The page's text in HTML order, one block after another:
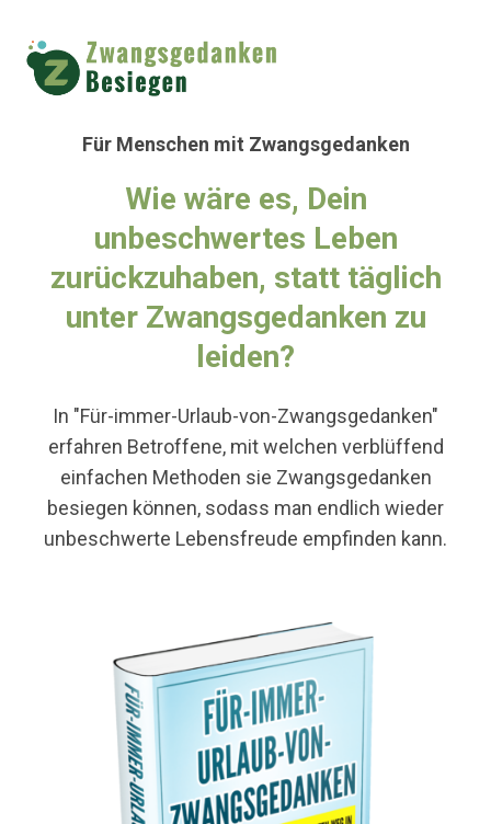
Für Menschen mit Zwangsgedanken
Wie wäre es, Dein
unbeschwertes Leben
zurückzuhaben, statt täglich
unter Zwangsgedanken zu
leiden?
In "Für-immer-Urlaub-von-Zwangsgedanken"
erfahren Betroffene, mit welchen verblüffend
einfachen Methoden sie Zwangsgedanken
besiegen können, sodass man endlich wieder
unbeschwerte Lebensfreude empfinden kann.